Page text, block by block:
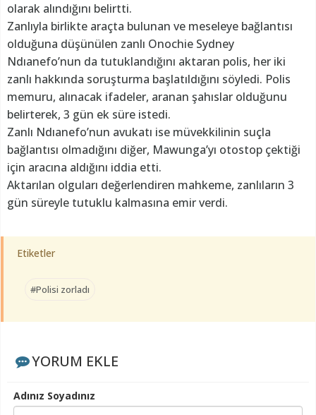
olarak alındığını belirtti.
Zanlıyla birlikte araçta bulunan ve meseleye bağlantısı
olduğuna düşünülen zanlı Onochie Sydney
Ndıanefo’nun da tutuklandığını aktaran polis, her iki
zanlı hakkında soruşturma başlatıldığını söyledi. Polis
memuru, alınacak ifadeler, aranan şahıslar olduğunu
belirterek, 3 gün ek süre istedi.
Zanlı Ndıanefo’nun avukatı ise müvekkilinin suçla
bağlantısı olmadığını diğer, Mawunga’yı otostop çektiği
için aracına aldığını iddia etti.
Aktarılan olguları değerlendiren mahkeme, zanlıların 3
gün süreyle tutuklu kalmasına emir verdi.
Etiketler
#Polisi zorladı
YORUM EKLE
Adınız Soyadınız